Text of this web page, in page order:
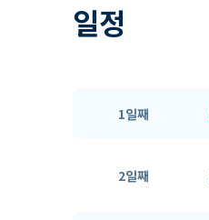
일정
1일째
2일째